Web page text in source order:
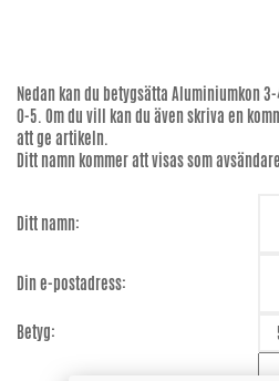
Nedan kan du betygsätta Aluminiumkon 3-
0-5. Om du vill kan du även skriva en
att ge artikeln.
Ditt namn kommer att visas som
Ditt namn:
Din e-postadress:
Betyg: